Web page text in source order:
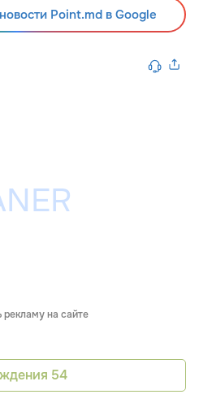
Point.md в Google
рекламу на сайте
54